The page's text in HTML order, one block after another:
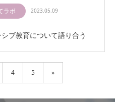
ラボ 2023.05.09
ブ教育について語り合う
4 5 »